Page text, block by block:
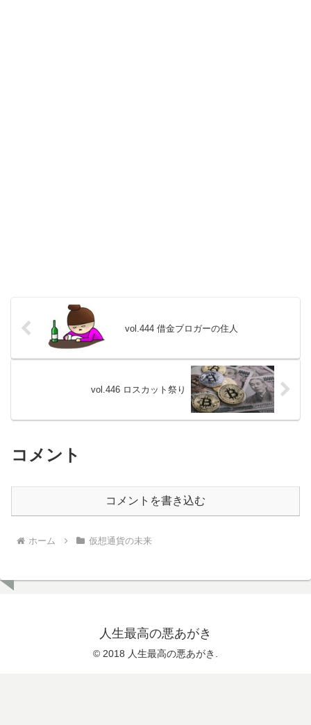
vol.444 借金ブロガーの住人
vol.446 ロスカット祭り
コメント
コメントを書き込む
ホーム 仮想通貨の未来
人生最高の悪あがき
© 2018 人生最高の悪あがき.